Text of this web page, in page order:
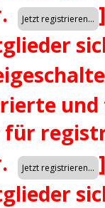
]
für
]